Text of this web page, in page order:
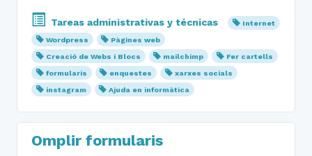
Tareas administrativas y técnicas
Internet
Wordpress
Pàgines web
Creació de Webs i Blocs
mailchimp
Fer cartells
formularis
enquestes
xarxes socials
instagram
Ajuda en informàtica
Omplir formularis